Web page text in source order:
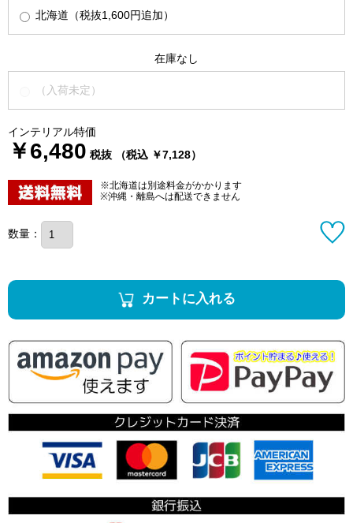
北海道（税抜1,600円追加）
在庫なし
（入荷未定）
インテリアル特価
￥6,480 税抜 （税込 ￥7,128）
※北海道は別途料金がかかります
※沖縄・離島へは配送できません
数量：
カートに入れる